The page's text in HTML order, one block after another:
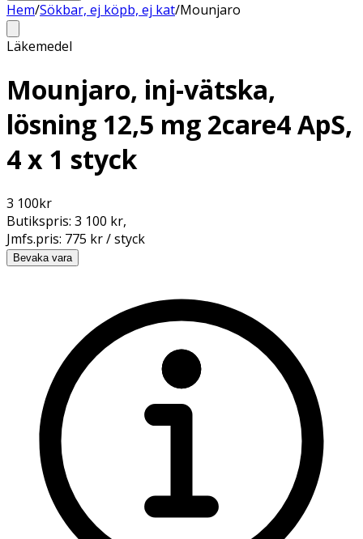
Hem/Sökbar, ej köpb, ej kat/Mounjaro
Läkemedel
Mounjaro, inj-vätska,
lösning 12,5 mg 2care4 ApS,
4 x 1 styck
3 100kr
Butikspris: 3 100 kr,
Jmfs.pris: 775 kr / styck
Bevaka vara